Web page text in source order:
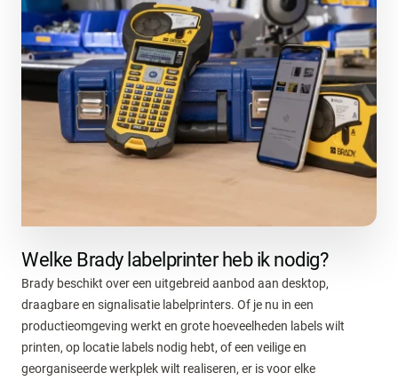
Welke Brady labelprinter heb ik nodig?
Brady beschikt over een uitgebreid aanbod aan desktop,
draagbare en signalisatie labelprinters. Of je nu in een
productieomgeving werkt en grote hoeveelheden labels wilt
printen, op locatie labels nodig hebt, of een veilige en
georganiseerde werkplek wilt realiseren, er is voor elke